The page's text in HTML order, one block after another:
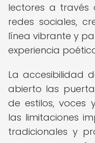
lectores a través
redes sociales,
línea vibrante y
experiencia
La accesibilidad
abierto las
de estilos, voces
las limitaciones
tradicionales y